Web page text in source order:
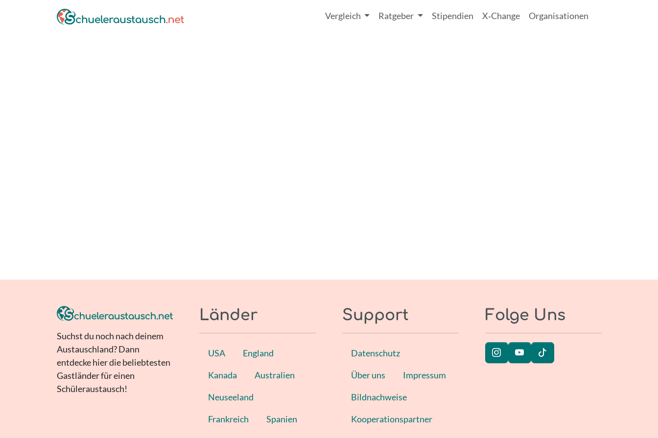
Vergleich Ratgeber Stipendien X‑Change Organisationen
Suchst du noch nach deinem
Austauschland? Dann
entdecke hier die beliebtesten
Gastländer für einen
Schüleraustausch!
Länder
USA England
Kanada Australien
Neuseeland
Frankreich Spanien
Support
Datenschutz
Über uns Impressum
Bildnachweise
Kooperationspartner
Folge Uns